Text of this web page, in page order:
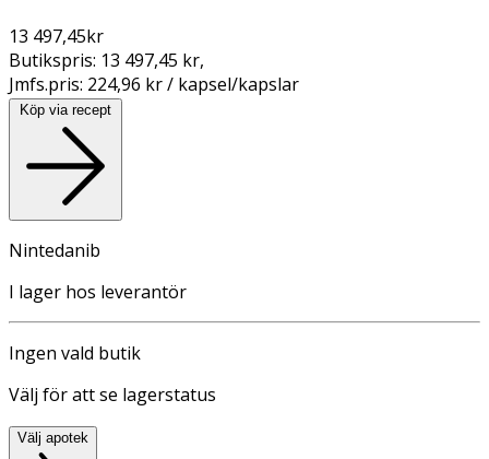
13 497,45kr
Butikspris: 13 497,45 kr,
Jmfs.pris: 224,96 kr / kapsel/kapslar
Köp via recept
Nintedanib
I lager hos leverantör
Ingen vald butik
Välj för att se lagerstatus
Välj apotek